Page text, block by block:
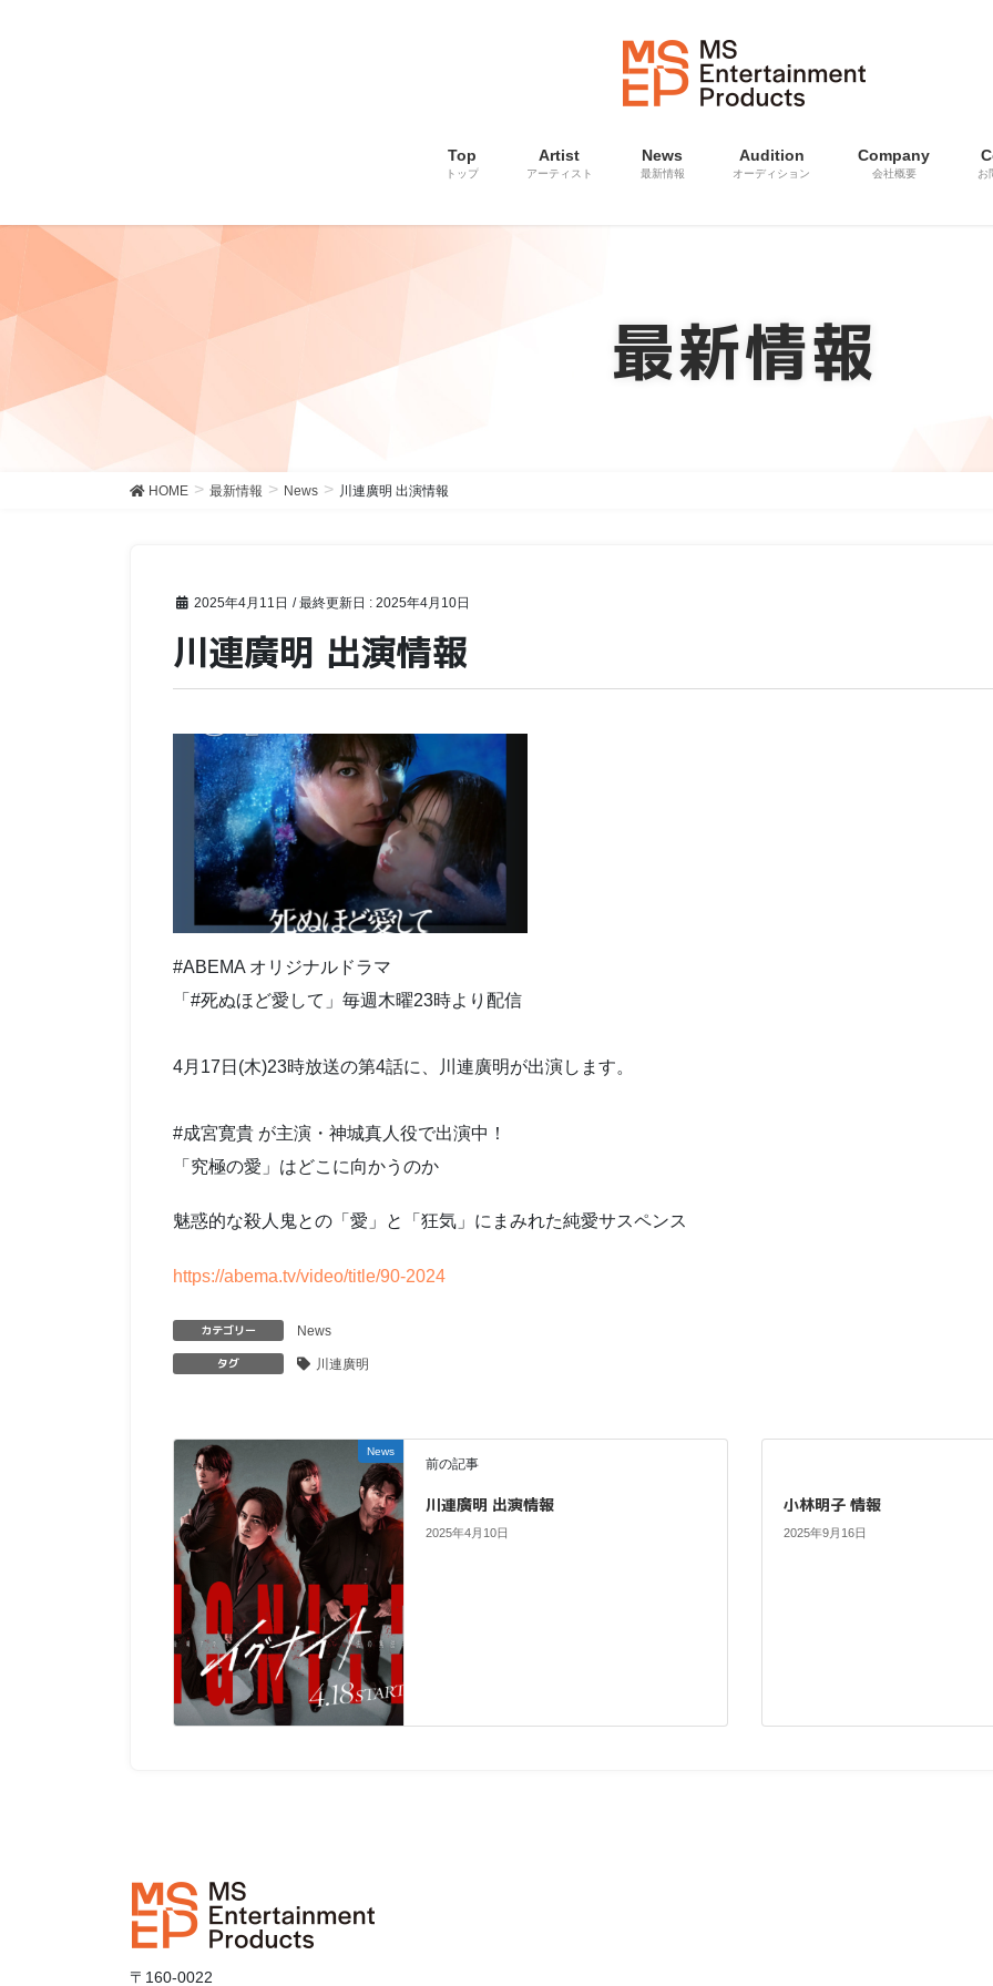
Top
トップ
Artist
アーティスト
News
最新情報
Audition
オーディション
Company
会社概要 お
最新情報
HOME 最新情報 News 川連廣明 出演情報
2025年4月11日 / 最終更新日 :2025年4月10日
川連廣明 出演情報
#ABEMA オリジナルドラマ
「#死ぬほど愛して」毎週木曜23時より配信
4月17日(木)23時放送の第4話に、川連廣明が出演します。
#成宮寛貴 が主演・神城真人役で出演中！
「究極の愛」はどこに向かうのか
魅惑的な殺人鬼との「愛」と「狂気」にまみれた純愛サスペンス
https://abema.tv/video/title/90-2024
カテゴリー News
タグ 川連廣明
News
前の記事
川連廣明 出演情報
2025年4月10日
小林明子 情報
2025年9月16日
〒160-0022